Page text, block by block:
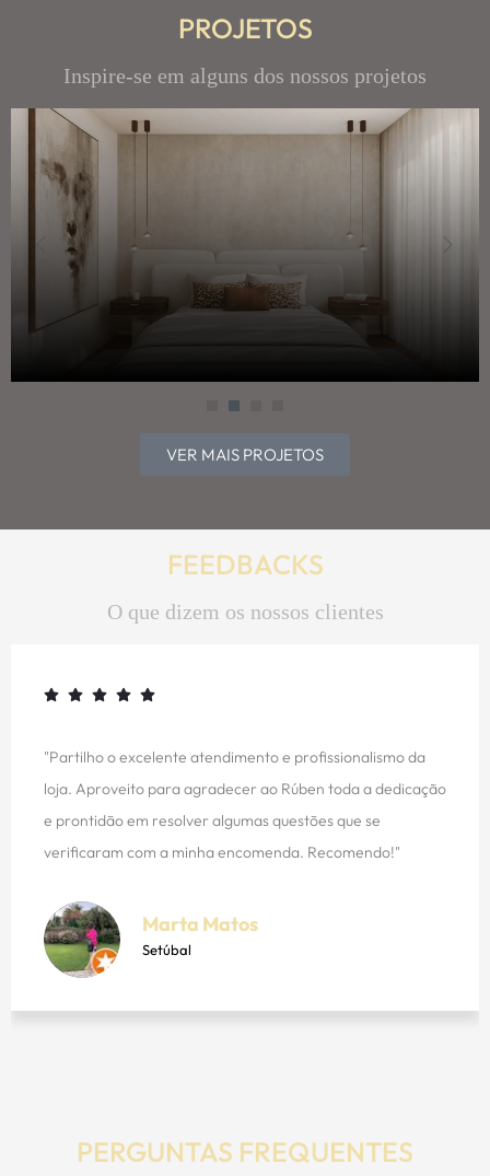
PROJETOS
Inspire-se em alguns dos nossos projetos
VER MAIS PROJETOS
FEEDBACKS
O que dizem os nossos clientes
da
a dedicação
se
"Conheço a equipe da Gaveta Glamour há
fabricaram e entregaram móveis para nós
bem como para nossos imóveis em
planejamos juntos foi executado. Projetos
PERGUNTAS FREQUENTES